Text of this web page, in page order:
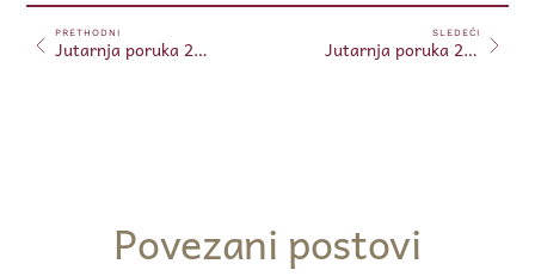
PRETHODNI
Jutarnja poruka 20.12.2024.
SLEDEĆI
Jutarnja poruka 21.12.2024.
Povezani postovi